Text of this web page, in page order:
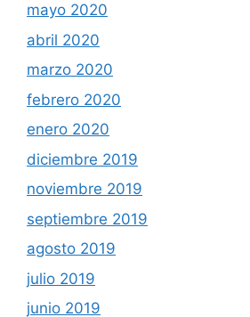
mayo 2020
abril 2020
marzo 2020
febrero 2020
enero 2020
diciembre 2019
noviembre 2019
septiembre 2019
agosto 2019
julio 2019
junio 2019